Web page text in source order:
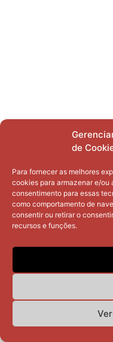
de
Para fornecer as melhores
cookies para armazenar e/ou
consentimento para essas
como comportamento de
consentir ou retirar o
recursos e funções.